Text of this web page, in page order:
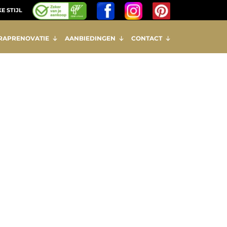
STIJL
AANBIEDINGEN CONTACT